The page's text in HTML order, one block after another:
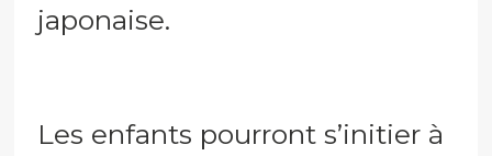
japonaise.
Les enfants pourront s’initier à